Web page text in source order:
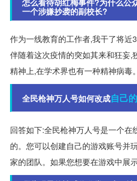
一个涉嫌抄袭的副校长?
作为一线教育的工作者,我干了将近
伴随着这次疫情的突如其来和狂妄,
精神上,在学术界也有一种精神病毒
全民枪神万人号如何改成自己的
回答如下:全民枪神万人号是一个在
的。您可以创建自己的游戏账号并
家的团队。如果您想要在游戏中展